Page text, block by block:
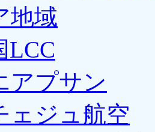
地域
LCC
アプサン
ェジュ航空